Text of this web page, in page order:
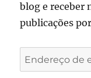
blog e receber
publicações
Endereço
de